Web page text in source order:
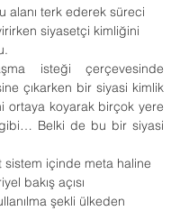
alanı terk ederek süreci
siyasetçi kimliğini
isteği çerçevesinde
çıkarken bir siyasi kimlik
ortaya koyarak birçok yere
Belki de bu bir siyasi
sistem içinde meta haline
bakış açısı
şekli ülkeden